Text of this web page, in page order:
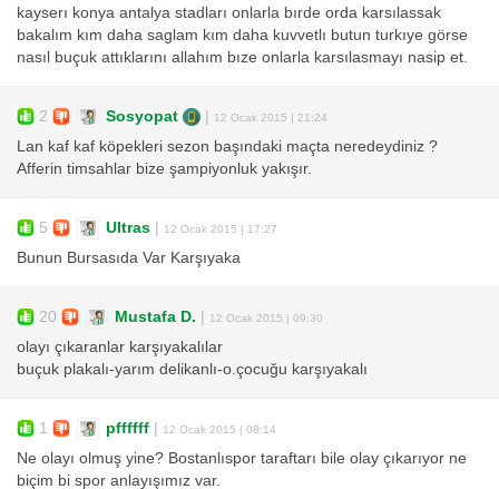
kayserı konya antalya stadları onlarla bırde orda karsılassak
bakalım kım daha saglam kım daha kuvvetlı butun turkıye görse
nasıl buçuk attıklarını allahım bıze onlarla karsılasmayı nasip et.
2 Sosyopat | 12 Ocak 2015 | 21:24
Lan kaf kaf köpekleri sezon başındaki maçta neredeydiniz ?
Afferin timsahlar bize şampiyonluk yakışır.
5 Ultras | 12 Ocak 2015 | 17:27
Bunun Bursasıda Var Karşıyaka
20 Mustafa D. | 12 Ocak 2015 | 09:30
olayı çıkaranlar karşıyakalılar
buçuk plakalı-yarım delikanlı-o.çocuğu karşıyakalı
1 pffffff | 12 Ocak 2015 | 08:14
Ne olayı olmuş yine? Bostanlıspor taraftarı bile olay çıkarıyor ne
biçim bi spor anlayışımız var.